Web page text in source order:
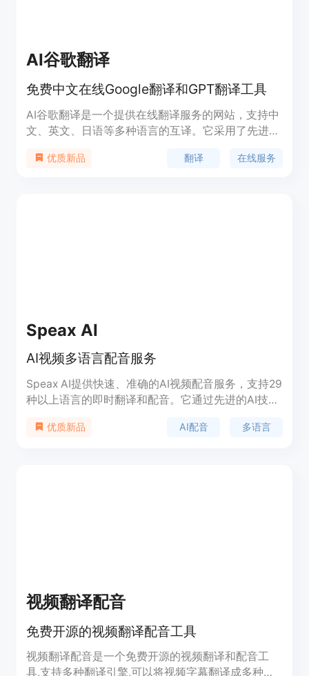
AI谷歌翻译
免费中文在线Google翻译和GPT翻译工具
AI谷歌翻译是一个提供在线翻译服务的网站，支持中
文、英文、日语等多种语言的互译。它采用了先进的
选择的领域进行专业翻译，确保翻译的准确性和专业
优质新品 翻译 在线服务
Speax AI
AI视频多语言配音服务
Speax AI提供快速、准确的AI视频配音服务，支持29
种以上语言的即时翻译和配音。它通过先进的AI技术
价格。优质新品 AI配音 多语言
视频翻译配音
免费开源的视频翻译配音工具
视频翻译配音是一个免费开源的视频翻译和配音工
具,支持多种翻译引擎,可以将视频字幕翻译成多种语